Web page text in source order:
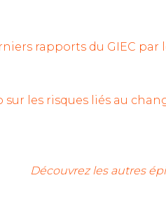
rapports du GIEC par
sur les risques liés au
Découvrez les autres